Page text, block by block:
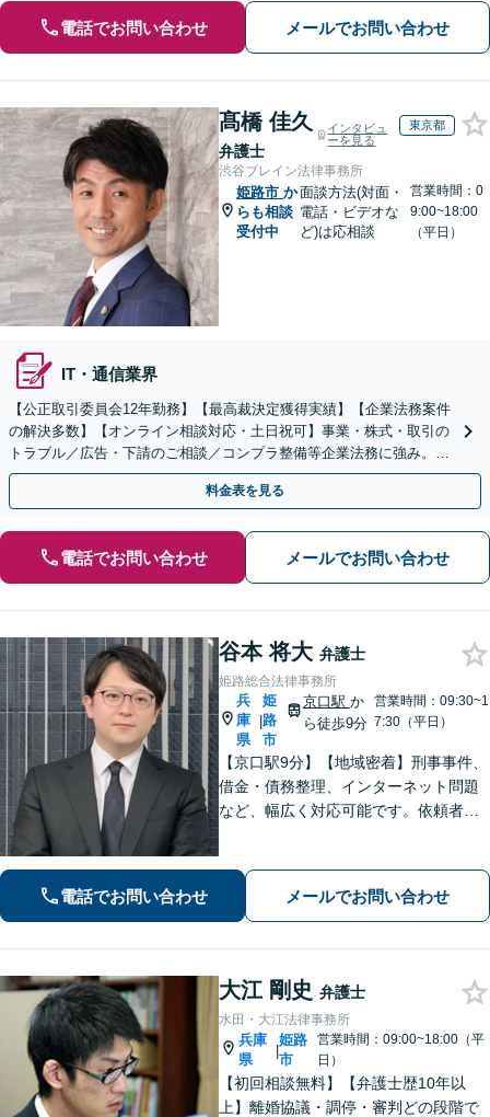
電話でお問い合わせ メールでお問い合わせ
髙橋 佳久
弁護士
インタビュ
ーを見る
東京都
渋谷ブレイン法律事務所
姫路市 か
らも相談
受付中
面談方法(対面・
電話・ビデオな
ど)は応相談
営業時間：0
9:00~18:00
（平日）
IT・通信業界
【公正取引委員会12年勤務】【最高裁決定獲得実績】【企業法務案件
の解決多数】【オンライン相談対応・土日祝可】事業・株式・取引の
トラブル／広告・下請のご相談／コンプラ整備等企業法務に強み。株
式の相続／誹謗中傷対策／不動産問題まで幅広く対応！
料金表を見る
電話でお問い合わせ メールでお問い合わせ
谷本 将大 弁護士
姫路総合法律事務所
兵
庫
県
|
姫
路
市
京口駅 か
ら徒歩9分
営業時間：09:30~1
7:30（平日）
【京口駅9分】【地域密着】刑事事件、
借金・債務整理、インターネット問題
など、幅広く対応可能です。依頼者さ
ます。また、問題となっている背景事
情にも気を配り、根本的な解決を目指
電話でお問い合わせ メールでお問い合わせ
大江 剛史 弁護士
水田・大江法律事務所
兵庫
県
|
姫路
市
営業時間：09:00~18:00（平
日）
【初回相談無料】【弁護士歴10年以
上】離婚協議・調停・審判どの段階で